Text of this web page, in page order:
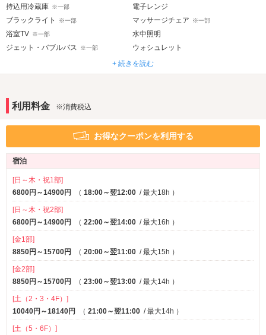
持込用冷蔵庫 ※一部
電子レンジ
ブラックライト
※一部 マッサージチェア ※一部
浴室TV ※一部
水中照明
ジェット・バブルバス
※一部
ウォシュレット
岩盤浴
ドライサウナ ※一部
音響・映像・通信
ホームシアター
プロジェクター ※一部 DVDプレーヤー
アメニティ
セレクトシャンプー
コスプレ
サービス
+ 続きを読む
利用料金 ※消費税込
お得なクーポンを利用する
宿泊
[日～木・祝1部]
6800円～14900円
（ 18:00～翌12:00 / 最大18h ）
[日～木・祝2部]
6800円～14900円
（ 22:00～翌14:00 / 最大16h ）
[金1部]
8850円～15700円
（ 20:00～翌11:00 / 最大15h ）
[金2部]
8850円～15700円
（ 23:00～翌13:00 / 最大14h ）
[土（2・3・4F）]
10040円～18140円
（ 21:00～翌11:00 / 最大14h ）
[土（5・6F）]